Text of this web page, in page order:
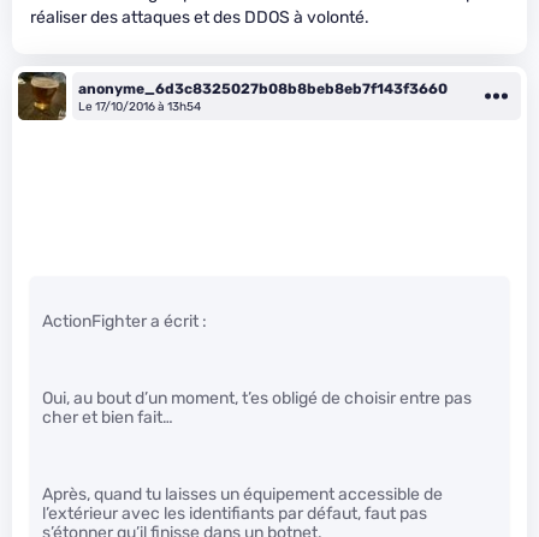
réaliser des attaques et des DDOS à volonté.
anonyme_6d3c8325027b08b8beb8eb7f143f3660
Le 17/10/2016 à 13h54
ActionFighter a écrit :
Oui, au bout d’un moment, t’es obligé de choisir entre pas
cher et bien fait…
Après, quand tu laisses un équipement accessible de
l’extérieur avec les identifiants par défaut, faut pas